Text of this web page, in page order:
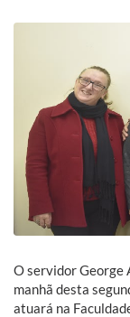
O servidor George
manhã desta
atuará na